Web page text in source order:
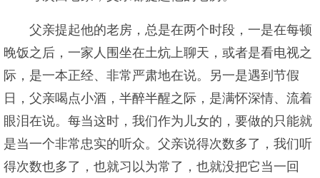
父亲提起他的老房，总是在两个时段，一是在每顿
晚饭之后，一家人围坐在土炕上聊天，或者是看电视之
际，是一本正经、非常严肃地在说。另一是遇到节假
日，父亲喝点小酒，半醉半醒之际，是满怀深情、流着
眼泪在说。每当这时，我们作为儿女的，要做的只能就
是当一个非常忠实的听众。父亲说得次数多了，我们听
得次数也多了，也就习以为常了，也就没把它当一回